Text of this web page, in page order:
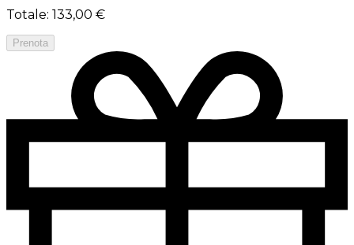
Totale: 133,00 €
Prenota